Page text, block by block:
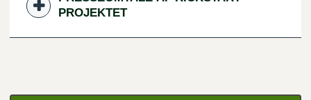
PROJEKTET